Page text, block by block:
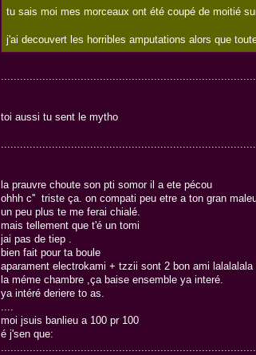
tu sais moi mes morceaux ont été coupé de moitié
j'ai decouvert les horribles amputations alors que
toi aussi tu sent le mytho
la prauvre choute son pti somor il a ete pécou
ohhh c'' triste ça. on compati peu etre a ton gran
un peu plus te me ferai chialé.
mais tellement que t'é un tomi
jai pas de tiep .
bien fait pour ta boule
aparament electrokami + tzzii sont 2 bon ami
la méme chambre ,ça baise ensemble ya interé.
ya intéré deriere to as.
....
moi jsuis banlieu a 100 pr 100
é j'sen que: